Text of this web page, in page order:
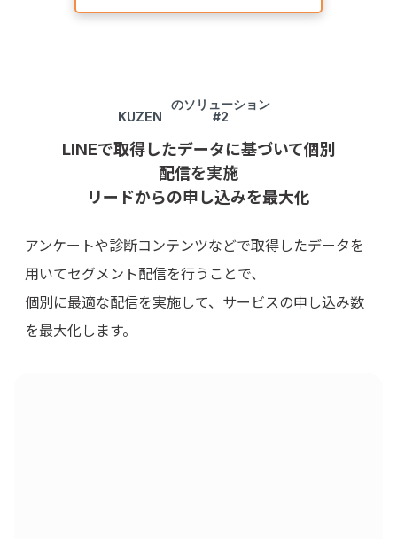
KUZEN
のソリューション
#2
LINEで取得したデータに基づいて個別
配信を実施
リードからの申し込みを最大化
アンケートや診断コンテンツなどで取得したデータを
用いてセグメント配信を行うことで、
個別に最適な配信を実施して、サービスの申し込み数
を最大化します。